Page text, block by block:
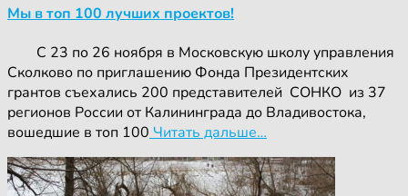
Мы в топ 100 лучших проектов!
С 23 по 26 ноября в Московскую школу управления
Сколково по приглашению Фонда Президентских
грантов съехались 200 представителей СОНКО из 37
регионов России от Калининграда до Владивостока,
вошедшие в топ 100 Читать дальше…